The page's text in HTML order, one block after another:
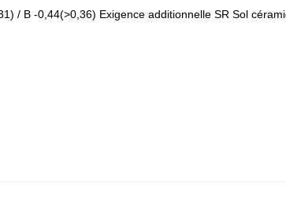
/ B -0,44(>0,36) Exigence additionnelle SR Sol